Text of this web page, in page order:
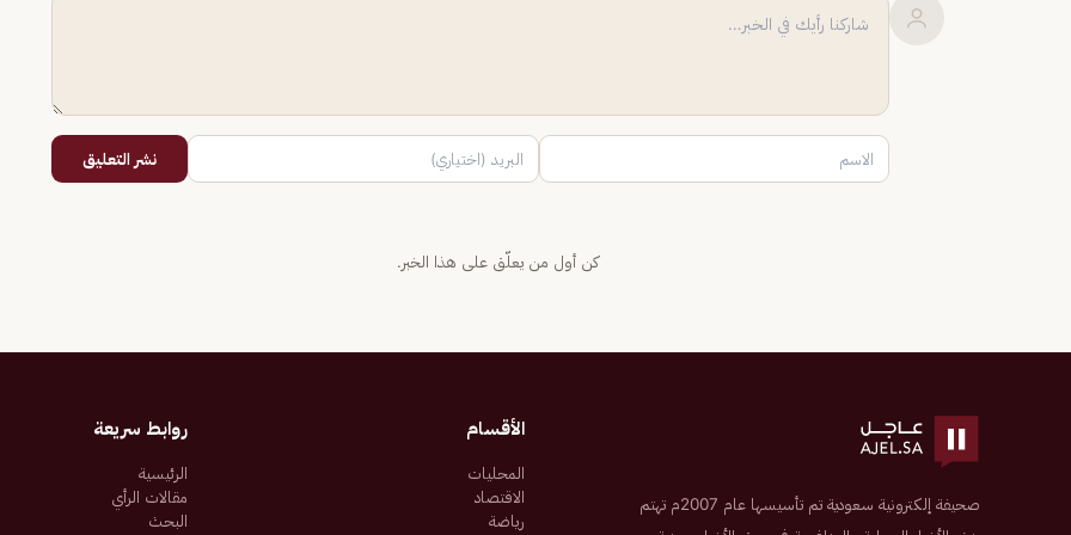
نشر التعليق
كن أول من يعلّق على هذا الخبر.
صحيفة إلكترونية سعودية تم تأسيسها عام 2007م تهتم
الأقسام
المحليات
الاقتصاد
رياضة
روابط سريعة
الرئيسية
مقالات الرأي
البحث